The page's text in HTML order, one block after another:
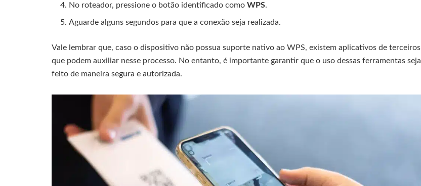
No roteador, pressione o botão identificado comoWPS.
Aguarde alguns segundos para que a conexão seja realizada.
Vale lembrar que, caso o dispositivo não possua suporte nativo ao WPS, existem aplicativos de terceiros
que podem auxiliar nesse processo. No entanto, é importante garantir que o uso dessas ferramentas seja
feito de maneira segura e autorizada.